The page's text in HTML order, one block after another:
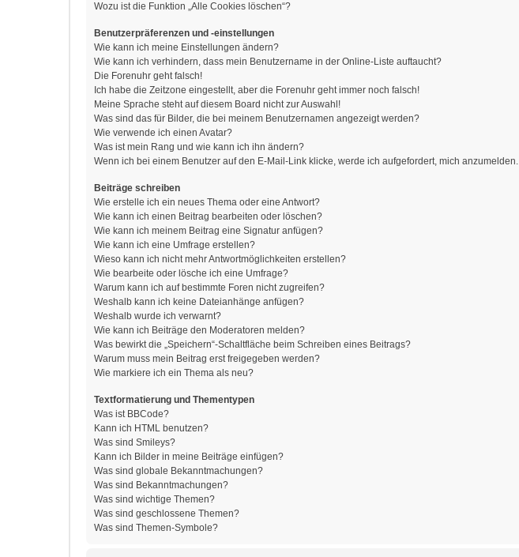
Wozu ist die Funktion „Alle Cookies löschen“?
Benutzerpräferenzen und -einstellungen
Wie kann ich meine Einstellungen ändern?
Wie kann ich verhindern, dass mein Benutzername in der Online-Liste auftaucht?
Die Forenuhr geht falsch!
Ich habe die Zeitzone eingestellt, aber die Forenuhr geht immer noch falsch!
Meine Sprache steht auf diesem Board nicht zur Auswahl!
Was sind das für Bilder, die bei meinem Benutzernamen angezeigt werden?
Wie verwende ich einen Avatar?
Was ist mein Rang und wie kann ich ihn ändern?
Wenn ich bei einem Benutzer auf den E-Mail-Link klicke, werde ich aufgefordert, mich anzumelden.
Beiträge schreiben
Wie erstelle ich ein neues Thema oder eine Antwort?
Wie kann ich einen Beitrag bearbeiten oder löschen?
Wie kann ich meinem Beitrag eine Signatur anfügen?
Wie kann ich eine Umfrage erstellen?
Wieso kann ich nicht mehr Antwortmöglichkeiten erstellen?
Wie bearbeite oder lösche ich eine Umfrage?
Warum kann ich auf bestimmte Foren nicht zugreifen?
Weshalb kann ich keine Dateianhänge anfügen?
Weshalb wurde ich verwarnt?
Wie kann ich Beiträge den Moderatoren melden?
Was bewirkt die „Speichern“-Schaltfläche beim Schreiben eines Beitrags?
Warum muss mein Beitrag erst freigegeben werden?
Wie markiere ich ein Thema als neu?
Textformatierung und Thementypen
Was ist BBCode?
Kann ich HTML benutzen?
Was sind Smileys?
Kann ich Bilder in meine Beiträge einfügen?
Was sind globale Bekanntmachungen?
Was sind Bekanntmachungen?
Was sind wichtige Themen?
Was sind geschlossene Themen?
Was sind Themen-Symbole?